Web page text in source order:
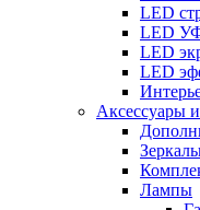
LED
LED
LED
LED
Аксессуары
Лампы